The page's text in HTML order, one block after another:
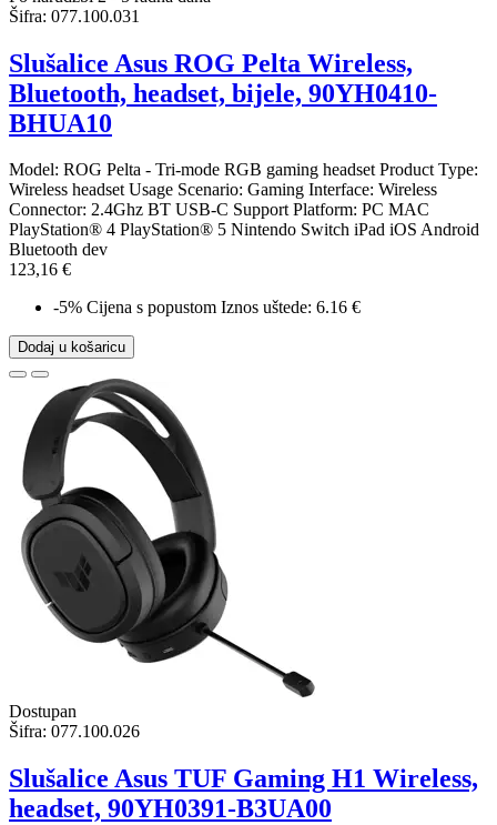
Šifra: 077.100.031
Slušalice Asus ROG Pelta Wireless,
Bluetooth, headset, bijele, 90YH0410-
BHUA10
Model: ROG Pelta - Tri-mode RGB gaming headset Product Type:
Wireless headset Usage Scenario: Gaming Interface: Wireless
Connector: 2.4Ghz BT USB-C Support Platform: PC MAC
PlayStation® 4 PlayStation® 5 Nintendo Switch iPad iOS Android
Bluetooth dev
123,16 €
-5% Cijena s popustom Iznos uštede: 6.16 €
Dodaj u košaricu
Dostupan
Šifra: 077.100.026
Slušalice Asus TUF Gaming H1 Wireless,
headset, 90YH0391-B3UA00